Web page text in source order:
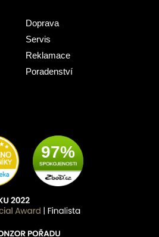
Doprava
Servis
Reklamace
Poradenství
97%